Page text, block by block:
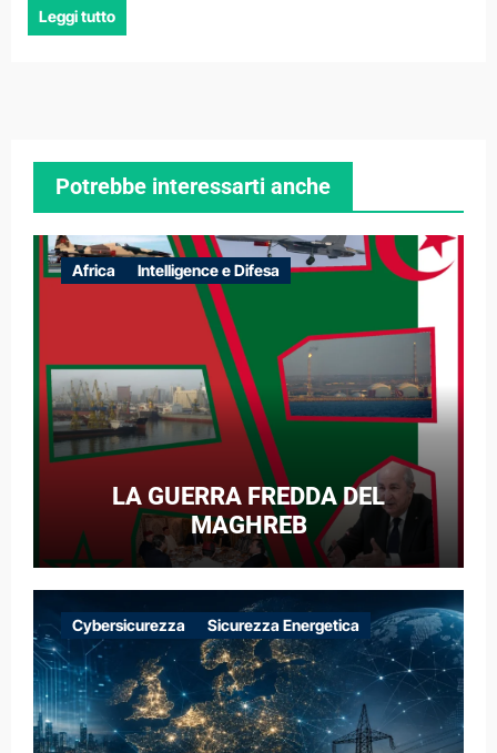
Leggi tutto
Potrebbe interessarti anche
Africa Intelligence e Difesa
LA GUERRA FREDDA DEL
MAGHREB
Cybersicurezza Sicurezza Energetica